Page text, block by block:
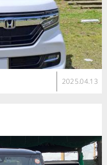
2025.04.13